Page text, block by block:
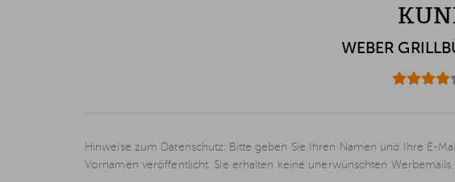
WEBER
Hinweise zum Datenschutz: Bitte geben Sie Ihren Namen und Ihre E-
Vornamen veröffentlicht. Sie erhalten keine unerwünschten